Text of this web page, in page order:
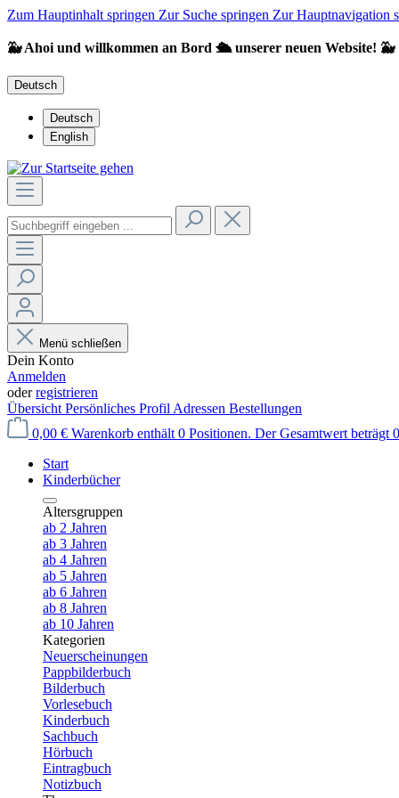
Zum Hauptinhalt springen Zur Suche springen Zur Hauptnavigation
🐳 Ahoi und willkommen an Bord 🛳️ unserer neuen Website! 🐳
Deutsch
Deutsch
English
Menü schließen
Dein Konto
Anmelden
oderregistrieren
Übersicht Persönliches Profil Adressen Bestellungen
0,00 € Warenkorb enthält 0 Positionen. Der Gesamtwert beträgt
Start
Kinderbücher
Altersgruppen
ab 2 Jahren
ab 3 Jahren
ab 4 Jahren
ab 5 Jahren
ab 6 Jahren
ab 8 Jahren
ab 10 Jahren
Kategorien
Neuerscheinungen
Pappbilderbuch
Bilderbuch
Vorlesebuch
Kinderbuch
Sachbuch
Hörbuch
Eintragbuch
Notizbuch